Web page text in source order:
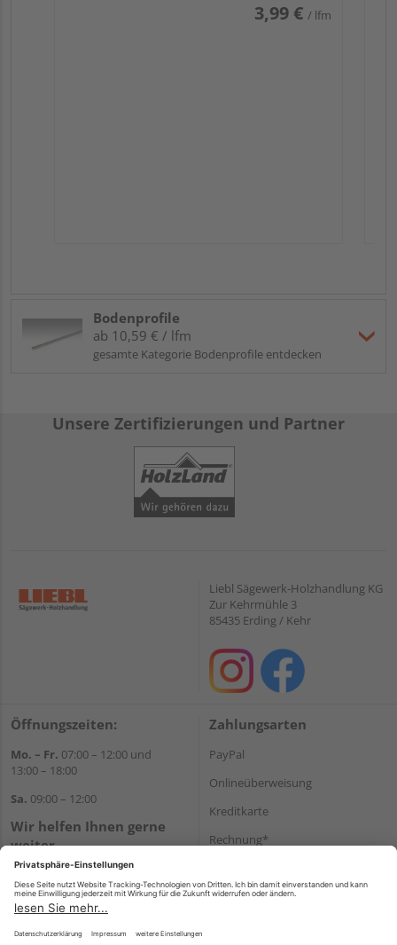
3,99 € / lfm
Bodenprofile
ab 10,59 € / lfm
gesamte Kategorie Bodenprofile entdecken
Unsere Zertifizierungen und Partner
Liebl Sägewerk-Holzhandlung KG
Zur Kehrmühle 3
85435 Erding / Kehr
Öffnungszeiten:
Mo. – Fr. 07:00 – 12:00 und
13:00 – 18:00
Sa. 09:00 – 12:00
Wir helfen Ihnen gerne
weiter
Tel.:+49 8122 14197
E-Mail:vertrieb@holz-liebl.de
Zahlungsarten
PayPal
Onlineüberweisung
Kreditkarte
Rechnung*
Versand